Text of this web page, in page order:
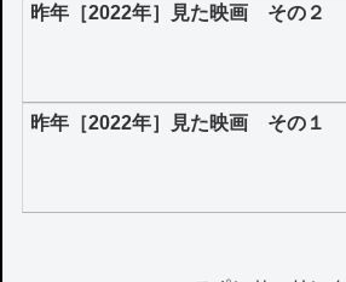
昨年［2022年］見た映画 その２
昨年［2022年］見た映画 その１